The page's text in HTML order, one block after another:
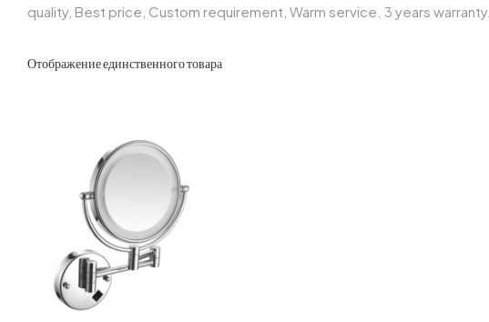
quality, Best price, Custom requirement, Warm service. 3 years warranty.
Отображение единственного товара